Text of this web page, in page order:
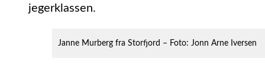
jegerklassen.
Janne Murberg fra Storfjord – Foto: Jonn Arne Iversen